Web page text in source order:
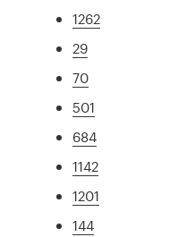
1262
29
70
501
684
1142
1201
144